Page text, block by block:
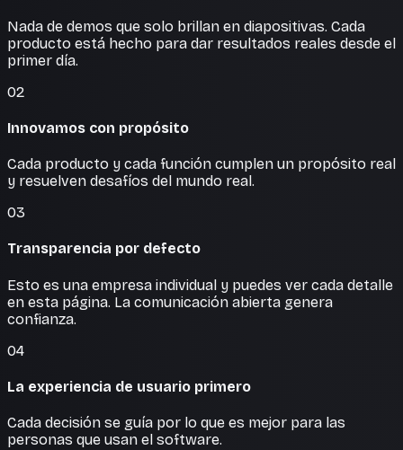
Nada de demos que solo brillan en diapositivas. Cada
producto está hecho para dar resultados reales desde el
primer día.
02
Innovamos con propósito
Cada producto y cada función cumplen un propósito real
y resuelven desafíos del mundo real.
03
Transparencia por defecto
Esto es una empresa individual y puedes ver cada detalle
en esta página. La comunicación abierta genera
confianza.
04
La experiencia de usuario primero
Cada decisión se guía por lo que es mejor para las
personas que usan el software.